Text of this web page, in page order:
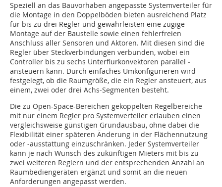
Speziell an das Bauvorhaben angepasste Systemverteiler für
die Montage in den Doppelböden bieten ausreichend Platz
für bis zu drei Regler und gewährleisten eine zügige
Montage auf der Baustelle ­sowie einen fehlerfreien
Anschluss aller Sensoren und Aktoren. Mit diesen sind die
Regler über Steckverbindungen ­verbunden, wobei ein
Controller bis zu sechs Unterflurkonvektoren parallel ­
ansteuern kann. Durch einfaches Umkonfigurieren wird
festgelegt, ob die Raumgröße, die ein Regler ansteuert, aus
einem, zwei oder drei Achs-Segmenten besteht.
Die zu Open-Space-Bereichen gekoppelten Regelbereiche
mit nur einem Regler pro Systemverteiler erlauben einen
vergleichsweise günstigen Grundausbau, ohne dabei die
Flexibilität einer späteren Änderung in der Flächennutzung
oder -ausstattung einzuschränken. Jeder ­Systemverteiler
kann je nach Wunsch des zukünftigen Mieters mit bis zu
zwei ­weiteren Reglern und der entsprechenden Anzahl an
Raumbediengeräten ­ergänzt und somit an die neuen
Anforderungen angepasst werden.